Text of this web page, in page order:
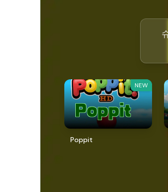
NEW
Poppit​